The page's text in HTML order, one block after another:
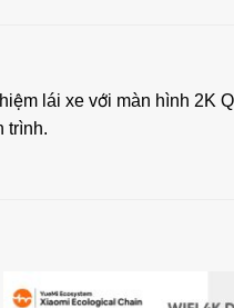
lái xe với màn hình 2K
trình.